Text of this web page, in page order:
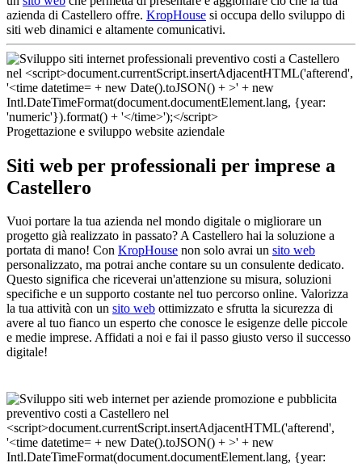
azienda di Castellero offre. KropHouse si occupa dello sviluppo di
siti web dinamici e altamente comunicativi.
Progettazione e sviluppo website aziendale
Siti web per professionali per imprese a
Castellero
Vuoi portare la tua azienda nel mondo digitale o migliorare un
progetto già realizzato in passato? A Castellero hai la soluzione a
portata di mano! Con KropHouse non solo avrai un sito web
personalizzato, ma potrai anche contare su un consulente dedicato.
Questo significa che riceverai un'attenzione su misura, soluzioni
specifiche e un supporto costante nel tuo percorso online. Valorizza
la tua attività con un sito web ottimizzato e sfrutta la sicurezza di
avere al tuo fianco un esperto che conosce le esigenze delle piccole
e medie imprese. Affidati a noi e fai il passo giusto verso il successo
digitale!